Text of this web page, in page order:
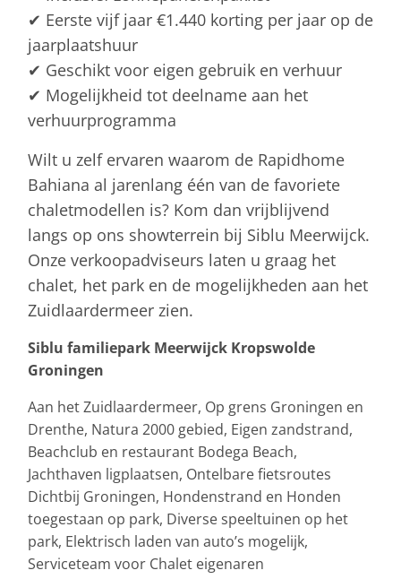
✔ Eerste vijf jaar €1.440 korting per jaar op de
jaarplaatshuur
✔ Geschikt voor eigen gebruik en verhuur
✔ Mogelijkheid tot deelname aan het
verhuurprogramma
Wilt u zelf ervaren waarom de Rapidhome
Bahiana al jarenlang één van de favoriete
chaletmodellen is? Kom dan vrijblijvend
langs op ons showterrein bij Siblu Meerwijck.
Onze verkoopadviseurs laten u graag het
chalet, het park en de mogelijkheden aan het
Zuidlaardermeer zien.
Siblu familiepark Meerwijck Kropswolde
Groningen
Aan het Zuidlaardermeer, Op grens Groningen en
Drenthe, Natura 2000 gebied, Eigen zandstrand,
Beachclub en restaurant Bodega Beach,
Jachthaven ligplaatsen, Ontelbare fietsroutes
Dichtbij Groningen, Hondenstrand en Honden
toegestaan op park, Diverse speeltuinen op het
park, Elektrisch laden van auto’s mogelijk,
Serviceteam voor Chalet eigenaren